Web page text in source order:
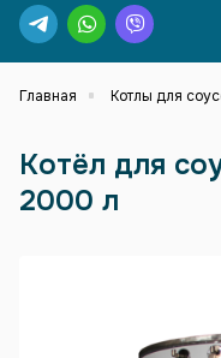
Главная Котлы для
Котёл для
2000 л